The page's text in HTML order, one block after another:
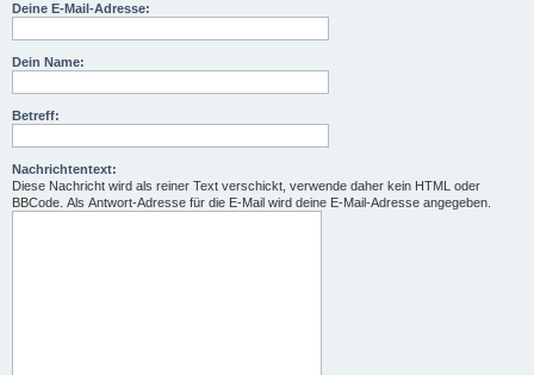
Deine E-Mail-Adresse:
Dein Name:
Betreff:
Nachrichtentext:
Diese Nachricht wird als reiner Text verschickt, verwende daher kein HTML oder
BBCode. Als Antwort-Adresse für die E-Mail wird deine E-Mail-Adresse angegeben.